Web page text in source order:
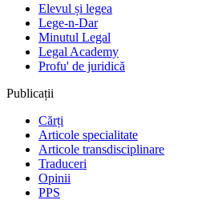
Elevul și legea
Lege-n-Dar
Minutul Legal
Legal Academy
Profu' de juridică
Publicații
Cărți
Articole specialitate
Articole transdisciplinare
Traduceri
Opinii
PPS